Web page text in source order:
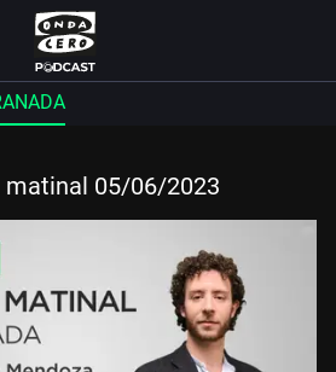
matinal 05/06/2023